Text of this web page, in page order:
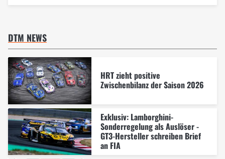
DTM NEWS
HRT zieht positive
Zwischenbilanz der Saison 2026
Exklusiv: Lamborghini-
Sonderregelung als Auslöser -
GT3-Hersteller schreiben Brief
an FIA